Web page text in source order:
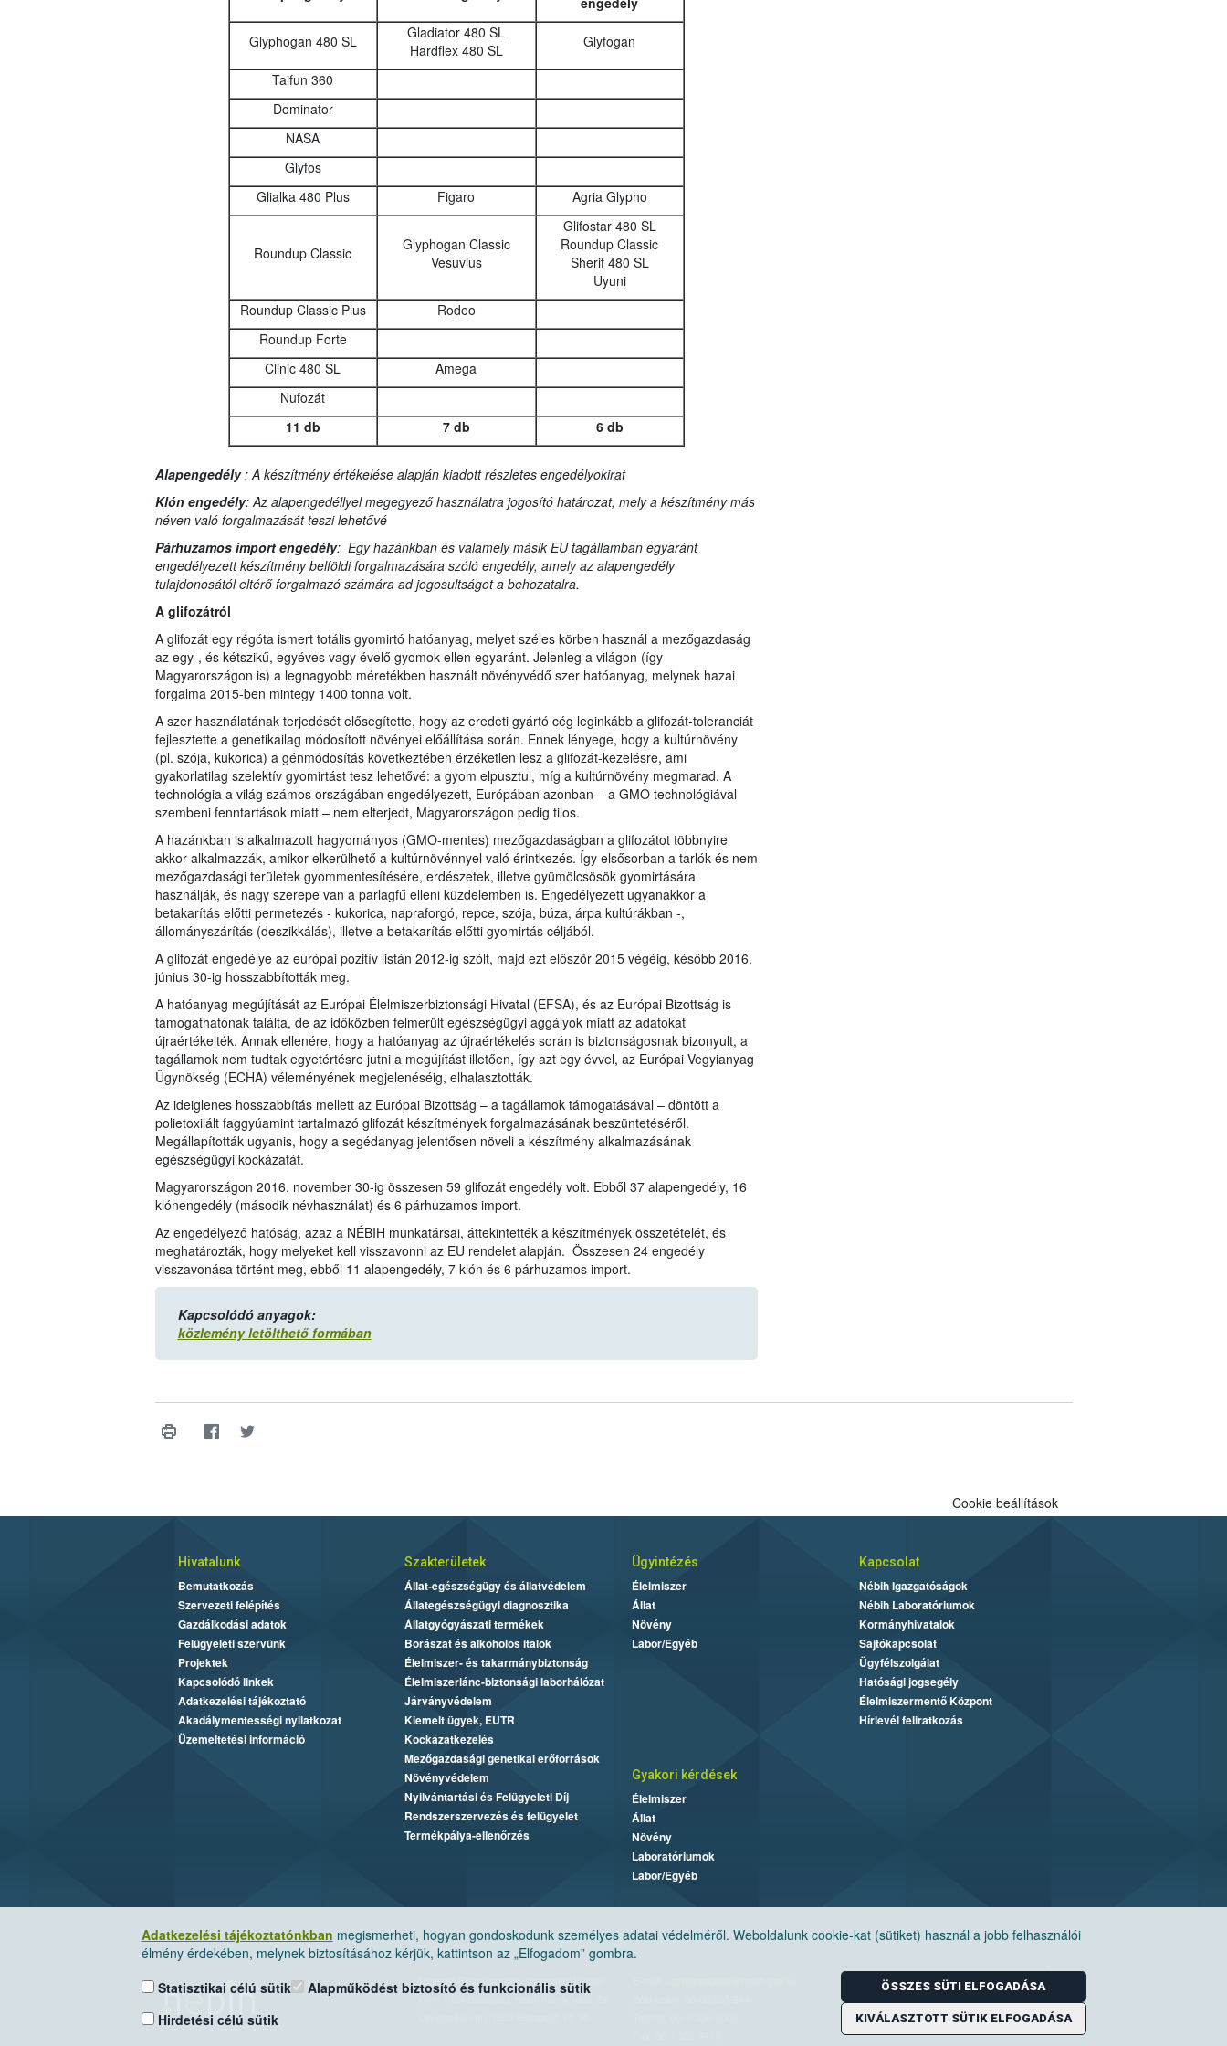
Glyphogan 480 SL
Gladiator 480 SL
Hardflex 480 SL
Glyfogan
Taifun 360
Dominator
NASA
Glyfos
Glialka 480 Plus
Figaro Agria Glypho
Roundup Classic
Glyphogan Classic
Vesuvius
Glifostar 480 SL
Roundup Classic
Sherif 480 SL
Uyuni
Roundup Classic Plus
Rodeo
Roundup Forte
Clinic 480 SL
Amega
Nufozát
11 db
7 db 6 db
Alapengedély: A készítmény értékelése alapján kiadott részletes engedélyokirat
Klón engedély: Az alapengedéllyel megegyező használatra jogosító határozat, mely a készítmény más
néven való forgalmazását teszi lehetővé
Párhuzamos import engedély: Egy hazánkban és valamely másik EU tagállamban egyaránt
engedélyezett készítmény belföldi forgalmazására szóló engedély, amely az alapengedély
tulajdonosától eltérő forgalmazó számára ad jogosultságot a behozatalra.
A glifozátról
A glifozát egy régóta ismert totális gyomirtó hatóanyag, melyet széles körben használ a mezőgazdaság
az egy-, és kétszikű, egyéves vagy évelő gyomok ellen egyaránt. Jelenleg a világon (így
Magyarországon is) a legnagyobb méretékben használt növényvédő szer hatóanyag, melynek hazai
forgalma 2015-ben mintegy 1400 tonna volt.
A szer használatának terjedését elősegítette, hogy az eredeti gyártó cég leginkább a glifozát-toleranciát
fejlesztette a genetikailag módosított növényei előállítása során. Ennek lényege, hogy a kultúrnövény
(pl. szója, kukorica) a génmódosítás következtében érzéketlen lesz a glifozát-kezelésre, ami
gyakorlatilag szelektív gyomirtást tesz lehetővé: a gyom elpusztul, míg a kultúrnövény megmarad. A
technológia a világ számos országában engedélyezett, Európában azonban – a GMO technológiával
szembeni fenntartások miatt – nem elterjedt, Magyarországon pedig tilos.
A hazánkban is alkalmazott hagyományos (GMO-mentes) mezőgazdaságban a glifozátot többnyire
akkor alkalmazzák, amikor elkerülhető a kultúrnövénnyel való érintkezés. Így elsősorban a tarlók és nem
mezőgazdasági területek gyommentesítésére, erdészetek, illetve gyümölcsösök gyomirtására
használják, és nagy szerepe van a parlagfű elleni küzdelemben is. Engedélyezett ugyanakkor a
betakarítás előtti permetezés - kukorica, napraforgó, repce, szója, búza, árpa kultúrákban -,
állományszárítás (deszikkálás), illetve a betakarítás előtti gyomirtás céljából.
A glifozát engedélye az európai pozitív listán 2012-ig szólt, majd ezt először 2015 végéig, később 2016.
június 30-ig hosszabbították meg.
A hatóanyag megújítását az Európai Élelmiszerbiztonsági Hivatal (EFSA), és az Európai Bizottság is
támogathatónak találta, de az időközben felmerült egészségügyi aggályok miatt az adatokat
újraértékelték. Annak ellenére, hogy a hatóanyag az újraértékelés során is biztonságosnak bizonyult, a
tagállamok nem tudtak egyetértésre jutni a megújítást illetően, így azt egy évvel, az Európai Vegyianyag
Ügynökség (ECHA) véleményének megjelenéséig, elhalasztották.
Az ideiglenes hosszabbítás mellett az Európai Bizottság – a tagállamok támogatásával – döntött a
polietoxilált faggyúamint tartalmazó glifozát készítmények forgalmazásának beszüntetéséről.
Megállapították ugyanis, hogy a segédanyag jelentősen növeli a készítmény alkalmazásának
egészségügyi kockázatát.
Magyarországon 2016. november 30-ig összesen 59 glifozát engedély volt. Ebből 37 alapengedély, 16
klónengedély (második névhasználat) és 6 párhuzamos import.
Az engedélyező hatóság, azaz a NÉBIH munkatársai, áttekintették a készítmények összetételét, és
meghatározták, hogy melyeket kell visszavonni az EU rendelet alapján. Összesen 24 engedély
visszavonása történt meg, ebből 11 alapengedély, 7 klón és 6 párhuzamos import.
Kapcsolódó anyagok:
közlemény letölthető formában
Adatkezelési tájékoztatónkban megismerheti, hogyan gondoskodunk személyes adatai védelméről. Weboldalunk cookie-kat (sütiket) használ a jobb felhasználói
élmény érdekében, melynek biztosításához kérjük, kattintson az „Elfogadom” gombra.
Statisztikai célú sütik
Hirdetési célú sütik
Alapműködést biztosító és funkcionális sütik ÖSSZES SÜTI ELFOGADÁSA
KIVÁLASZTOTT SÜTIK ELFOGADÁSA
Cookie beállítások
Hivatalunk
Bemutatkozás
Szervezeti felépítés
Gazdálkodási adatok
Felügyeleti szervünk
Projektek
Kapcsolódó linkek
Adatkezelési tájékoztató
Akadálymentességi nyilatkozat
Üzemeltetési információ
Szakterületek
Állat-egészségügy és állatvédelem
Állategészségügyi diagnosztika
Állatgyógyászati termékek
Borászat és alkoholos italok
Élelmiszer- és takarmánybiztonság
Élelmiszerlánc-biztonsági laborhálózat
Járványvédelem
Kiemelt ügyek, EUTR
Kockázatkezelés
Mezőgazdasági genetikai erőforrások
Növényvédelem
Nyilvántartási és Felügyeleti Díj
Rendszerszervezés és felügyelet
Termékpálya-ellenőrzés
Ügyintézés
Élelmiszer
Állat
Növény
Labor/Egyéb
Kapcsolat
Nébih Igazgatóságok
Nébih Laboratóriumok
Kormányhivatalok
Sajtókapcsolat
Ügyfélszolgálat
Hatósági jogsegély
Élelmiszermentő Központ
Hírlevél feliratkozás
Gyakori kérdések
Élelmiszer
Állat
Növény
Laboratóriumok
Labor/Egyéb
Nemzeti Élelmiszerlánc-biztonsági Hivatal